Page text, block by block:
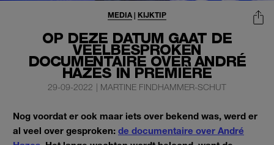
OP DEZE DATUM GAAT DE
VEELBESPROKEN
DOCUMENTAIRE OVER ANDRÉ
HAZES IN PREMIÈRE
MEDIA | KIJKTIP
29-09-2022 | MARTINE FINDHAMMER-SCHUT
Nog voordat er ook maar iets over bekend was, werd er
al veel over gesproken: de documentaire over André